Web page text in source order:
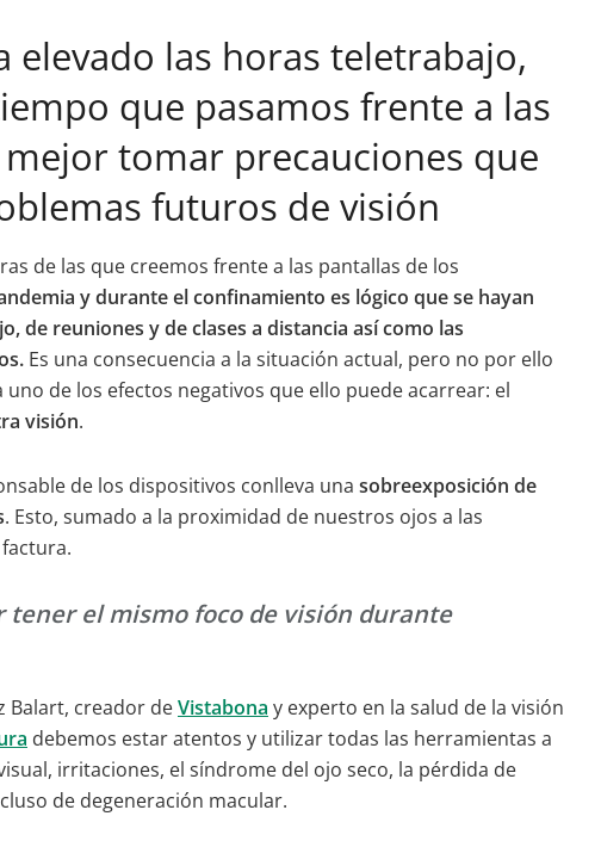
m
p
ar
tir
elevado las horas teletrabajo,
que pasamos frente a las
tomar precauciones que
futuros de visión
de las que creemos frente a las pantallas de los
y durante el confinamiento es lógico que se hayan
de reuniones y de clases a distancia así como las
Es una consecuencia a la situación actual, pero no por ello
de los efectos negativos que ello puede acarrear: el
visión.
de los dispositivos conlleva una sobreexposición de
. Esto, sumado a la proximidad de nuestros ojos a las
tener el mismo foco de visión durante
Balart, creador deVistabona y experto en la salud de la visión
debemos estar atentos y utilizar todas las herramientas a
irritaciones, el síndrome del ojo seco, la pérdida de
de degeneración macular.